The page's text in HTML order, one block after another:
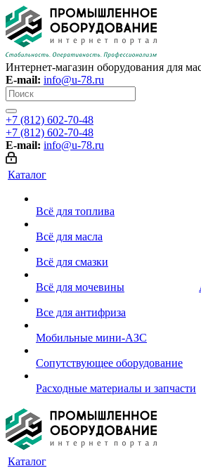
Интернет-магазин оборудования для
E-mail: info@u-78.ru
+7 (812) 602-70-48
+7 (812) 602-70-48
E-mail: info@u-78.ru
Каталог
Всё для топлива
Всё для масла
Всё для смазки
Всё для мочевины
Все для антифриза
Мобильные мини-АЗС
Сопутствующее оборудование
Расходные материалы и запчасти
Каталог